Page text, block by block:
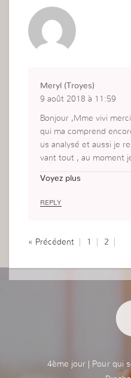
Meryl (Troyes)
9 août 2018 à 11:59
Bonjour ,Mme vivi
qui ma comprend
us analysé et aussi je
vant tout , au moment
j’ai dit que cette
r mon prochain .
Voyez plus
REPLY
« Précédent 1 2
4ème jour | Pour qui